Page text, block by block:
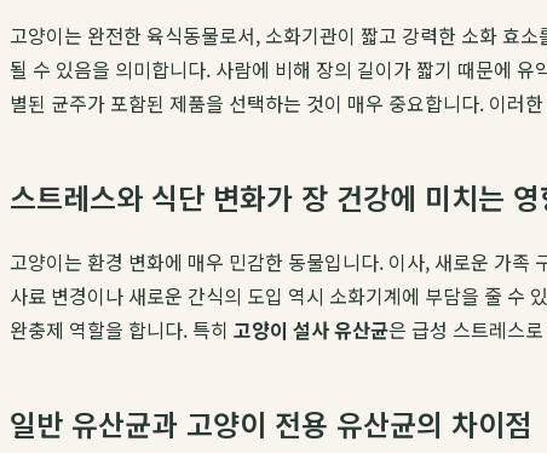
고양이는 완전한 육식동물로서, 소화기관이 짧고 강력한 소화 효
될 수 있음을 의미합니다. 사람에 비해 장의 길이가 짧기 때문에
별된 균주가 포함된 제품을 선택하는 것이 매우 중요합니다. 이러
스트레스와 식단 변화가 장 건강에 미치는
고양이는 환경 변화에 매우 민감한 동물입니다. 이사, 새로운 가
사료 변경이나 새로운 간식의 도입 역시 소화기계에 부담을 줄 수
완충제 역할을 합니다. 특히 고양이 설사 유산균은 급성 스트레스
일반 유산균과 고양이 전용 유산균의 차이점